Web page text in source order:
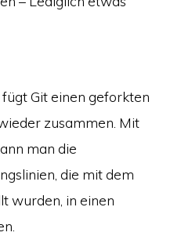
Git einen geforkten
zusammen. Mit
man die
die mit dem
wurden, in einen